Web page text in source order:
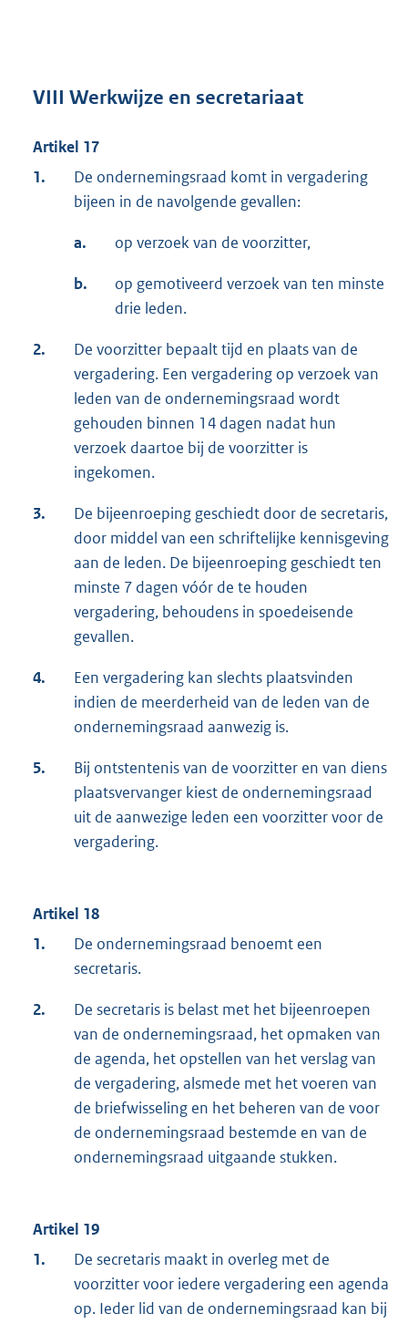
VIII Werkwijze en secretariaat
Artikel 17
1.
De ondernemingsraad komt in vergadering
bijeen in de navolgende gevallen:
a. op verzoek van de voorzitter,
b.
op gemotiveerd verzoek van ten minste
drie leden.
2.
De voorzitter bepaalt tijd en plaats van de
vergadering. Een vergadering op verzoek van
leden van de ondernemingsraad wordt
gehouden binnen 14 dagen nadat hun
verzoek daartoe bij de voorzitter is
ingekomen.
3.
De bijeenroeping geschiedt door de secretaris,
door middel van een schriftelijke kennisgeving
aan de leden. De bijeenroeping geschiedt ten
minste 7 dagen vóór de te houden
vergadering, behoudens in spoedeisende
gevallen.
4.
Een vergadering kan slechts plaatsvinden
indien de meerderheid van de leden van de
ondernemingsraad aanwezig is.
5.
Bij ontstentenis van de voorzitter en van diens
plaatsvervanger kiest de ondernemingsraad
uit de aanwezige leden een voorzitter voor de
vergadering.
Artikel 18
1.
De ondernemingsraad benoemt een
secretaris.
2.
De secretaris is belast met het bijeenroepen
van de ondernemingsraad, het opmaken van
de agenda, het opstellen van het verslag van
de vergadering, alsmede met het voeren van
de briefwisseling en het beheren van de voor
de ondernemingsraad bestemde en van de
ondernemingsraad uitgaande stukken.
Artikel 19
1.
De secretaris maakt in overleg met de
voorzitter voor iedere vergadering een agenda
op. Ieder lid van de ondernemingsraad kan bij